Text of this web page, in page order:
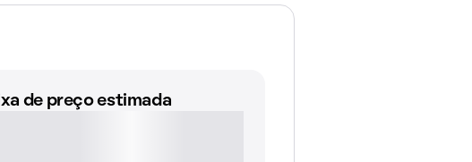
de preço estimada